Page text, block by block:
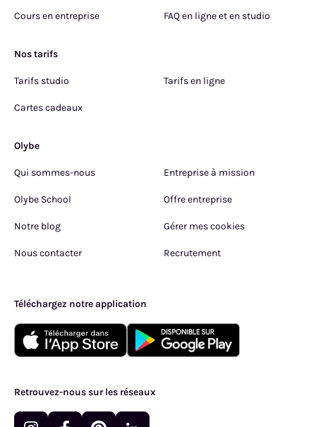
Cours en entreprise FAQ en ligne et en studio
Nos tarifs
Tarifs studio Tarifs en ligne
Cartes cadeaux
Olybe
Qui sommes-nous Entreprise à mission
Olybe School Offre entreprise
Notre blog Gérer mes cookies
Nous contacter Recrutement
Téléchargez notre application
Retrouvez-nous sur les réseaux